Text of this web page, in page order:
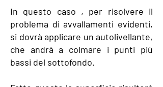
In questo caso , per risolvere il
problema di avvallamenti evidenti,
si dovrà applicare un autolivellante,
che andrà a colmare i punti più
bassi del sottofondo.